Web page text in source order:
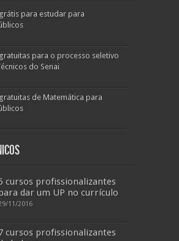
para estudar para
para o processo seletivo
do Senai
de Matemática para
cursos profissionalizantes
dar um UP no currículo
11/2016
cursos profissionalizantes